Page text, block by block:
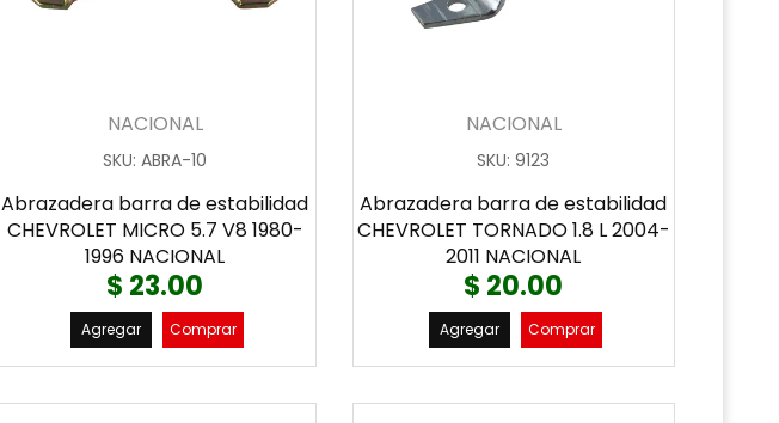
NACIONAL
SKU:ABRA-10
Abrazadera barra de estabilidad
CHEVROLET MICRO 5.7 V8 1980-
1996 NACIONAL
$ 23.00
Agregar Comprar
NACIONAL
SKU:9123
Abrazadera barra de estabilidad
CHEVROLET TORNADO 1.8 L 2004-
2011 NACIONAL
$ 20.00
Agregar Comprar